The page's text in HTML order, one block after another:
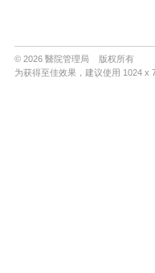
© 2026 醫院管理局 版权所有
为获得至佳效果，建议使用 1024 x